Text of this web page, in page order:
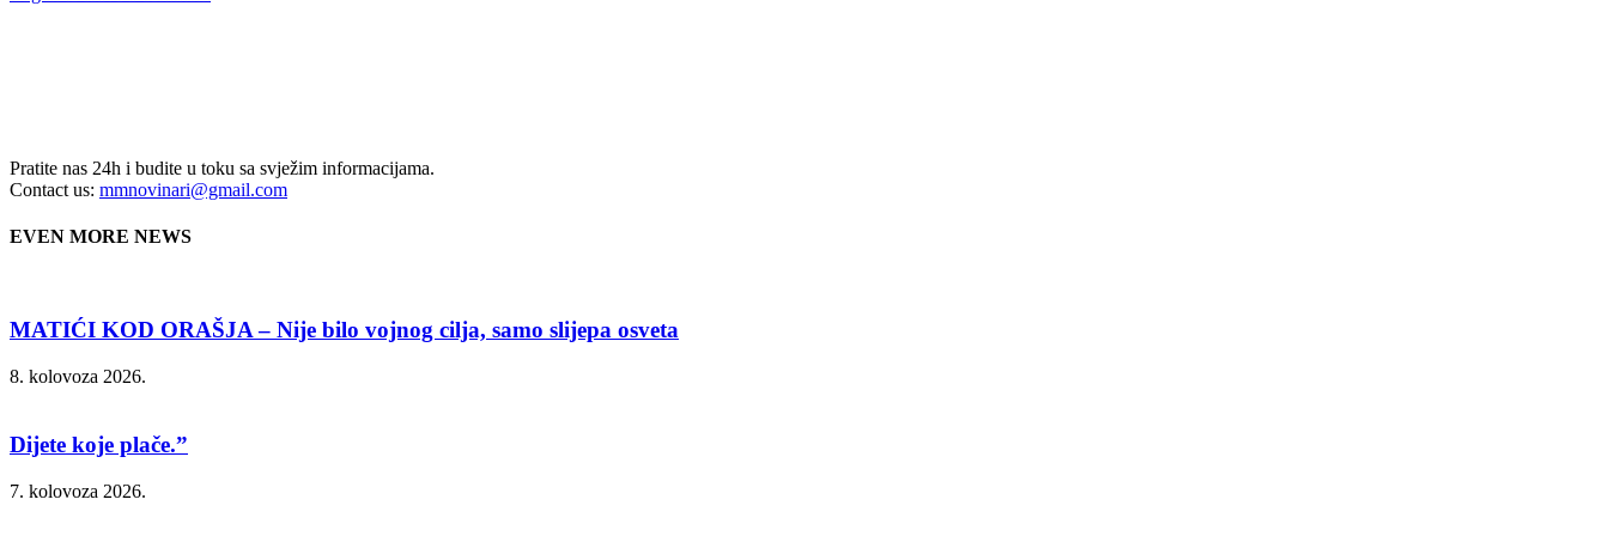
Pratite nas 24h i budite u toku sa svježim informacijama.
Contact us: mmnovinari@gmail.com
EVEN MORE NEWS
MATIĆI KOD ORAŠJA – Nije bilo vojnog cilja, samo slijepa osveta
8. kolovoza 2026.
Dijete koje plače.”
7. kolovoza 2026.